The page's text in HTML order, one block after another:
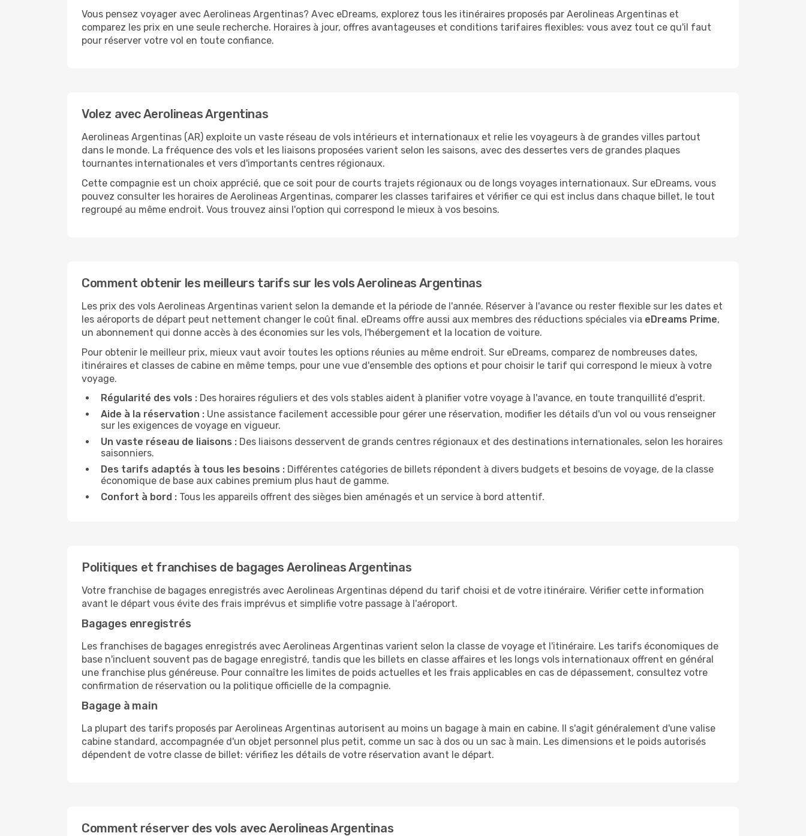
Vous pensez voyager avec Aerolineas Argentinas? Avec eDreams, explorez tous les itinéraires proposés par Aerolineas Argentinas et
comparez les prix en une seule recherche. Horaires à jour, offres avantageuses et conditions tarifaires flexibles: vous avez tout ce qu'il faut
pour réserver votre vol en toute confiance.
Volez avec Aerolineas Argentinas
Aerolineas Argentinas (AR) exploite un vaste réseau de vols intérieurs et internationaux et relie les voyageurs à de grandes villes partout
dans le monde. La fréquence des vols et les liaisons proposées varient selon les saisons, avec des dessertes vers de grandes plaques
tournantes internationales et vers d'importants centres régionaux.
Cette compagnie est un choix apprécié, que ce soit pour de courts trajets régionaux ou de longs voyages internationaux. Sur eDreams, vous
pouvez consulter les horaires de Aerolineas Argentinas, comparer les classes tarifaires et vérifier ce qui est inclus dans chaque billet, le tout
regroupé au même endroit. Vous trouvez ainsi l'option qui correspond le mieux à vos besoins.
Comment obtenir les meilleurs tarifs sur les vols Aerolineas Argentinas
Les prix des vols Aerolineas Argentinas varient selon la demande et la période de l'année. Réserver à l'avance ou rester flexible sur les dates et
les aéroports de départ peut nettement changer le coût final. eDreams offre aussi aux membres des réductions spéciales via eDreams Prime,
un abonnement qui donne accès à des économies sur les vols, l'hébergement et la location de voiture.
Pour obtenir le meilleur prix, mieux vaut avoir toutes les options réunies au même endroit. Sur eDreams, comparez de nombreuses dates,
itinéraires et classes de cabine en même temps, pour une vue d'ensemble des options et pour choisir le tarif qui correspond le mieux à votre
voyage.
Régularité des vols : Des horaires réguliers et des vols stables aident à planifier votre voyage à l'avance, en toute tranquillité d'esprit.
Aide à la réservation : Une assistance facilement accessible pour gérer une réservation, modifier les détails d'un vol ou vous renseigner
sur les exigences de voyage en vigueur.
Un vaste réseau de liaisons : Des liaisons desservent de grands centres régionaux et des destinations internationales, selon les horaires
saisonniers.
Des tarifs adaptés à tous les besoins : Différentes catégories de billets répondent à divers budgets et besoins de voyage, de la classe
économique de base aux cabines premium plus haut de gamme.
Confort à bord : Tous les appareils offrent des sièges bien aménagés et un service à bord attentif.
Politiques et franchises de bagages Aerolineas Argentinas
Votre franchise de bagages enregistrés avec Aerolineas Argentinas dépend du tarif choisi et de votre itinéraire. Vérifier cette information
avant le départ vous évite des frais imprévus et simplifie votre passage à l'aéroport.
Bagages enregistrés
Les franchises de bagages enregistrés avec Aerolineas Argentinas varient selon la classe de voyage et l'itinéraire. Les tarifs économiques de
base n'incluent souvent pas de bagage enregistré, tandis que les billets en classe affaires et les longs vols internationaux offrent en général
une franchise plus généreuse. Pour connaître les limites de poids actuelles et les frais applicables en cas de dépassement, consultez votre
confirmation de réservation ou la politique officielle de la compagnie.
Bagage à main
La plupart des tarifs proposés par Aerolineas Argentinas autorisent au moins un bagage à main en cabine. Il s'agit généralement d'une valise
cabine standard, accompagnée d'un objet personnel plus petit, comme un sac à dos ou un sac à main. Les dimensions et le poids autorisés
dépendent de votre classe de billet: vérifiez les détails de votre réservation avant le départ.
Comment réserver des vols avec Aerolineas Argentinas